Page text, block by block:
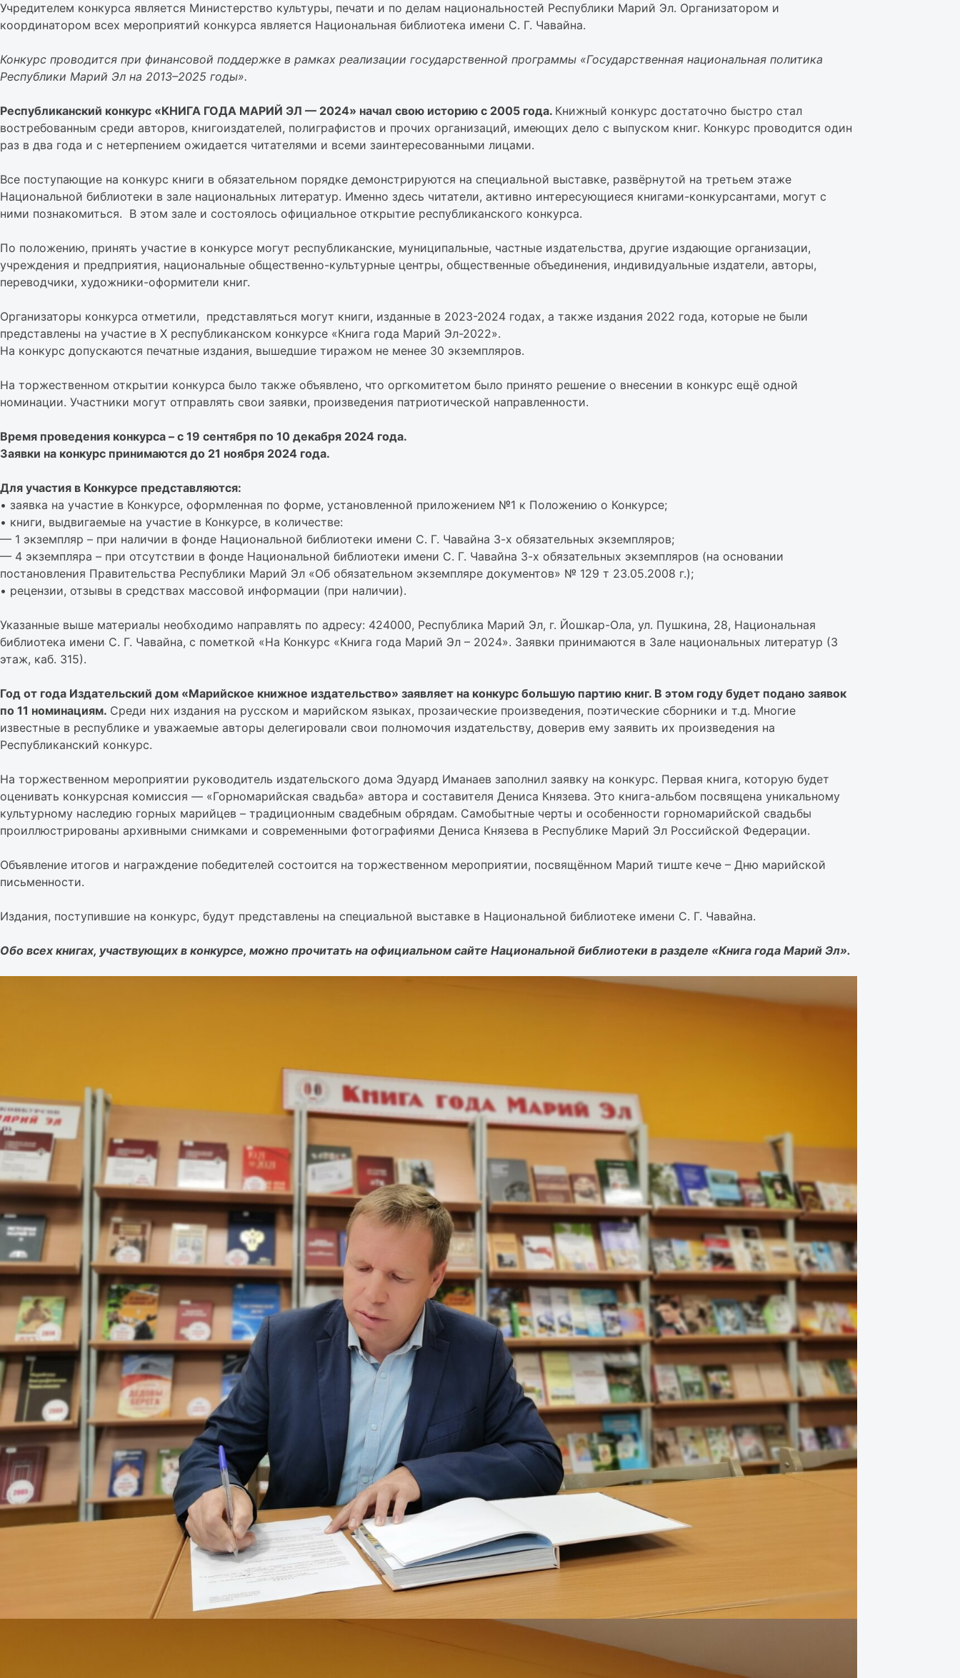
Учредителем конкурса является Министерство культуры, печати и по делам национальностей Республики Марий Эл. Организатором и
координатором всех мероприятий конкурса является Национальная библиотека имени С. Г. Чавайна.
Конкурс проводится при финансовой поддержке в рамках реализации государственной программы «Государственная национальная политика
Республики Марий Эл на 2013–2025 годы».
Республиканский конкурс «КНИГА ГОДА МАРИЙ ЭЛ — 2024» начал свою историю с 2005 года. Книжный конкурс достаточно быстро стал
востребованным среди авторов, книгоиздателей, полиграфистов и прочих организаций, имеющих дело с выпуском книг. Конкурс проводится один
раз в два года и с нетерпением ожидается читателями и всеми заинтересованными лицами.
Все поступающие на конкурс книги в обязательном порядке демонстрируются на специальной выставке, развёрнутой на третьем этаже
Национальной библиотеки в зале национальных литератур. Именно здесь читатели, активно интересующиеся книгами-конкурсантами, могут с
ними познакомиться. В этом зале и состоялось официальное открытие республиканского конкурса.
По положению, принять участие в конкурсе могут республиканские, муниципальные, частные издательства, другие издающие организации,
учреждения и предприятия, национальные общественно-культурные центры, общественные объединения, индивидуальные издатели, авторы,
переводчики, художники-оформители книг.
Организаторы конкурса отметили, представляться могут книги, изданные в 2023-2024 годах, а также издания 2022 года, которые не были
представлены на участие в Х республиканском конкурсе «Книга года Марий Эл-2022».
На конкурс допускаются печатные издания, вышедшие тиражом не менее 30 экземпляров.
На торжественном открытии конкурса было также объявлено, что оргкомитетом было принято решение о внесении в конкурс ещё одной
номинации. Участники могут отправлять свои заявки, произведения патриотической направленности.
Время проведения конкурса – с 19 сентября по 10 декабря 2024 года.
Заявки на конкурс принимаются до 21 ноября 2024 года.
Для участия в Конкурсе представляются:
• заявка на участие в Конкурсе, оформленная по форме, установленной приложением №1 к Положению о Конкурсе;
• книги, выдвигаемые на участие в Конкурсе, в количестве:
— 1 экземпляр – при наличии в фонде Национальной библиотеки имени С. Г. Чавайна 3-х обязательных экземпляров;
— 4 экземпляра – при отсутствии в фонде Национальной библиотеки имени С. Г. Чавайна 3-х обязательных экземпляров (на основании
постановления Правительства Республики Марий Эл «Об обязательном экземпляре документов» № 129 т 23.05.2008 г.);
• рецензии, отзывы в средствах массовой информации (при наличии).
Указанные выше материалы необходимо направлять по адресу: 424000, Республика Марий Эл, г. Йошкар-Ола, ул. Пушкина, 28, Национальная
библиотека имени С. Г. Чавайна, с пометкой «На Конкурс «Книга года Марий Эл – 2024». Заявки принимаются в Зале национальных литератур (3
этаж, каб. 315).
Год от года Издательский дом «Марийское книжное издательство» заявляет на конкурс большую партию книг. В этом году будет подано заявок
по 11 номинациям. Среди них издания на русском и марийском языках, прозаические произведения, поэтические сборники и т.д. Многие
известные в республике и уважаемые авторы делегировали свои полномочия издательству, доверив ему заявить их произведения на
Республиканский конкурс.
На торжественном мероприятии руководитель издательского дома Эдуард Иманаев заполнил заявку на конкурс. Первая книга, которую будет
оценивать конкурсная комиссия — «Горномарийская свадьба» автора и составителя Дениса Князева. Это книга-альбом посвящена уникальному
культурному наследию горных марийцев – традиционным свадебным обрядам. Самобытные черты и особенности горномарийской свадьбы
проиллюстрированы архивными снимками и современными фотографиями Дениса Князева в Республике Марий Эл Российской Федерации.
Объявление итогов и награждение победителей состоится на торжественном мероприятии, посвящённом Марий тиште кече – Дню марийской
письменности.
Издания, поступившие на конкурс, будут представлены на специальной выставке в Национальной библиотеке имени С. Г. Чавайна.
Обо всех книгах, участвующих в конкурсе, можно прочитать на официальном сайте Национальной библиотеки в разделе «Книга года Марий Эл».